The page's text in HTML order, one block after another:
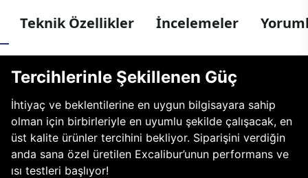
Teknik Özellikler İncelemeler
Tercihlerinle Şekillenen Güç
İhtiyaç ve beklentilerine en uygun bilgisayara sahip
olman için birbirleriyle en uyumlu şekilde çalışacak, en
üst kalite ürünler tercihini bekliyor. Siparişini verdiğin
anda sana özel üretilen Excalibur’unun performans ve
ısı testleri başlıyor!